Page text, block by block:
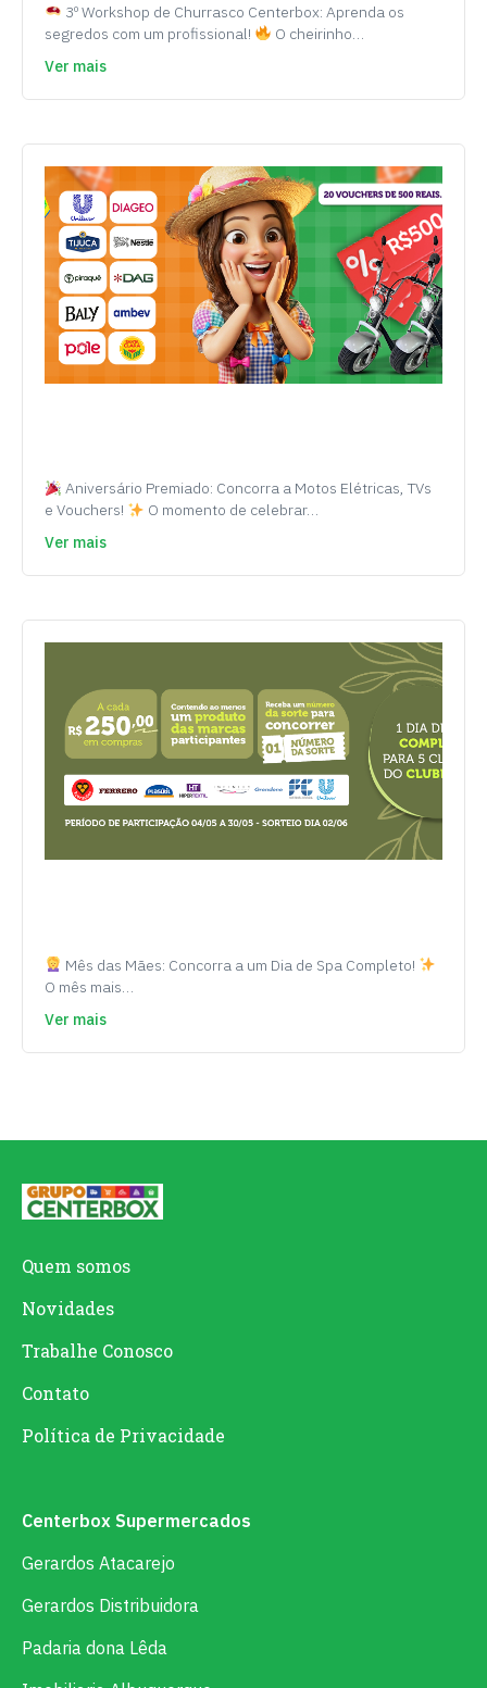
3º Workshop de Churrasco Centerbox: Aprenda os
segredos com um profissional!
O cheirinho…
Ver mais
Aniversário Premiado: Concorra a Motos Elétricas, TVs
e Vouchers!
O momento de celebrar…
Ver mais
Mês das Mães: Concorra a um Dia de Spa Completo!
O mês mais…
Ver mais
Quem somos
Novidades
Trabalhe Conosco
Contato
Política de Privacidade
Centerbox Supermercados
Gerardos Atacarejo
Gerardos Distribuidora
Padaria dona Lêda